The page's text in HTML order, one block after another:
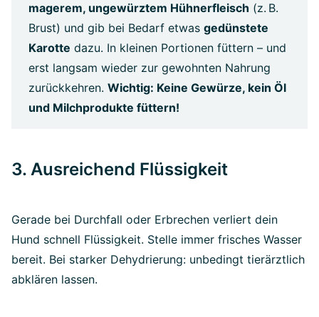
magerem, ungewürztem Hühnerfleisch (z. B.
Brust) und gib bei Bedarf etwas gedünstete
Karotte dazu. In kleinen Portionen füttern – und
erst langsam wieder zur gewohnten Nahrung
zurückkehren. Wichtig: Keine Gewürze, kein Öl
und Milchprodukte füttern!
3. Ausreichend Flüssigkeit
Gerade bei Durchfall oder Erbrechen verliert dein
Hund schnell Flüssigkeit. Stelle immer frisches Wasser
bereit. Bei starker Dehydrierung: unbedingt tierärztlich
abklären lassen.